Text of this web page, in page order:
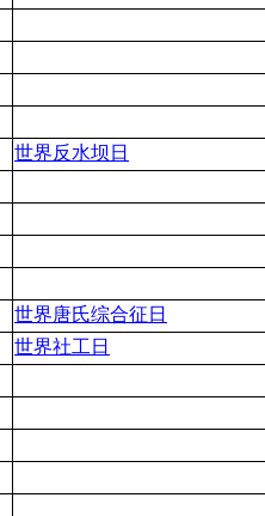
世界反水坝日
世界唐氏综合征日
世界社工日